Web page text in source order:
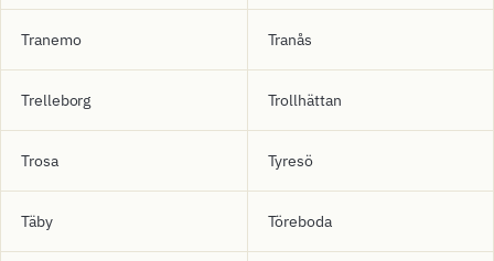
Tranemo Tranås
Trelleborg Trollhättan
Trosa Tyresö
Täby Töreboda